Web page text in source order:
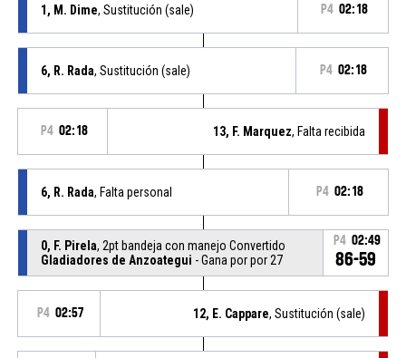
1, M. Dime, Sustitución (sale) P4 02:18
6, R. Rada, Sustitución (sale) P4 02:18
P4 02:18 13, F. Marquez, Falta recibida
6, R. Rada, Falta personal P4 02:18
0, F. Pirela, 2pt bandeja con manejo Convertido
Gladiadores de Anzoategui - Gana por por 27
P4 02:49
86-59
P4 02:57 12, E. Cappare, Sustitución (sale)